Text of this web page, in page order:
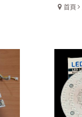
首頁